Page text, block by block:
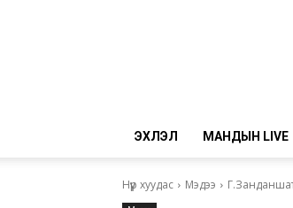
ЭХЛЭЛ МАНДЫН LIVE
Нүүр хуудас Мэдээ